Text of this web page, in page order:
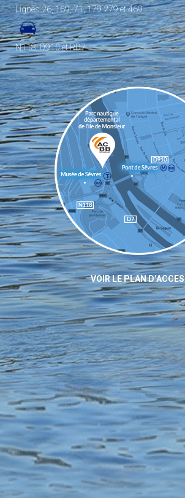
Lignes 26, 169, 71, 179 279 et 469
N118, D910 et RD7
VOIR LE PLAN D’ACCES